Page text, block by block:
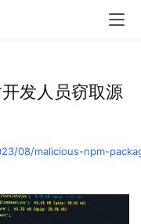
发人员窃取源
08/malicious-npm-